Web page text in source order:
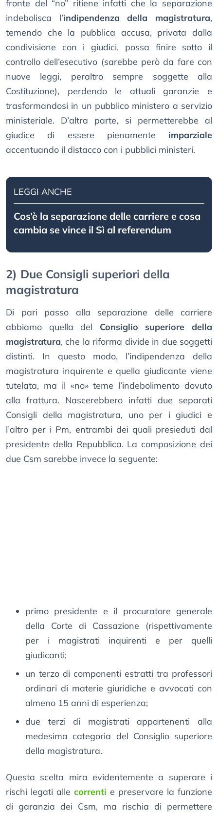
fronte del “no” ritiene infatti che la separazione
indebolisca l’indipendenza della magistratura,
temendo che la pubblica accusa, privata dalla
condivisione con i giudici, possa finire sotto il
controllo dell’esecutivo (sarebbe però da fare con
nuove leggi, peraltro sempre soggette alla
Costituzione), perdendo le attuali garanzie e
trasformandosi in un pubblico ministero a servizio
ministeriale. D’altra parte, si permetterebbe al
giudice di essere pienamente imparziale
accentuando il distacco con i pubblici ministeri.
LEGGI ANCHE
Cos’è la separazione delle carriere e cosa
cambia se vince il Sì al referendum
2) Due Consigli superiori della
magistratura
Di pari passo alla separazione delle carriere
abbiamo quella del Consiglio superiore della
magistratura, che la riforma divide in due soggetti
distinti. In questo modo, l’indipendenza della
magistratura inquirente e quella giudicante viene
tutelata, ma il «no» teme l’indebolimento dovuto
alla frattura. Nascerebbero infatti due separati
Consigli della magistratura, uno per i giudici e
l’altro per i Pm, entrambi dei quali presieduti dal
presidente della Repubblica. La composizione dei
due Csm sarebbe invece la seguente:
primo presidente e il procuratore generale
della Corte di Cassazione (rispettivamente
per i magistrati inquirenti e per quelli
giudicanti;
un terzo di componenti estratti tra professori
ordinari di materie giuridiche e avvocati con
almeno 15 anni di esperienza;
due terzi di magistrati appartenenti alla
medesima categoria del Consiglio superiore
della magistratura.
Questa scelta mira evidentemente a superare i
rischi legati alle correnti e preservare la funzione
di garanzia dei Csm, ma rischia di permettere